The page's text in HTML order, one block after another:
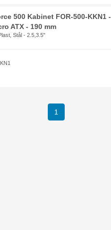
500 Kabinet FOR-500-KKN1 -
ATX - 190 mm
Stål - 2.5,3.5"
1